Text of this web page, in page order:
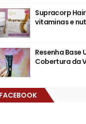
Supracorp
vitaminas e
Resenha Base
Cobertura da
FACEBOOK